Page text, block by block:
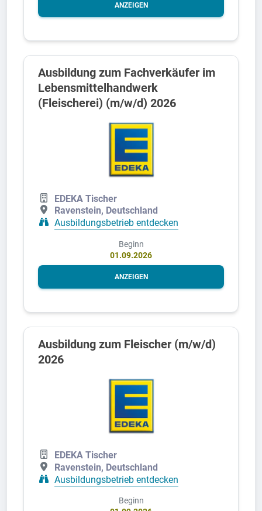
ANZEIGEN
Ausbildung zum Fachverkäufer im
Lebensmittelhandwerk
(Fleischerei) (m/w/d) 2026
EDEKA Tischer
Ravenstein, Deutschland
Ausbildungsbetrieb entdecken
Beginn
01.09.2026
ANZEIGEN
Ausbildung zum Fleischer (m/w/d)
2026
EDEKA Tischer
Ravenstein, Deutschland
Ausbildungsbetrieb entdecken
Beginn